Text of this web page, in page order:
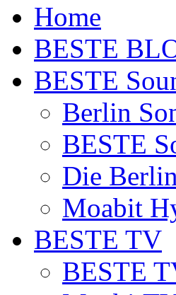
Home
BESTE
BESTE
Berlin
BESTE
Die
Moabit
BESTE TV
BESTE